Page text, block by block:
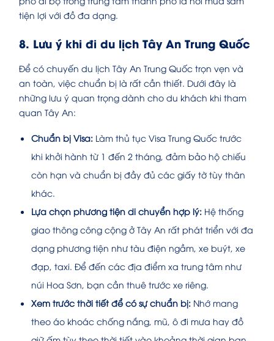
tiện lợi với đồ đa dạng.
8. Lưu ý khi đi du lịch Tây An Trung Quốc
Để có chuyến du lịch Tây An Trung Quốc trọn vẹn và
an toàn, việc chuẩn bị là rất cần thiết. Dưới đây là
những lưu ý quan trọng dành cho du khách khi tham
quan Tây An:
Chuẩn bị Visa: Làm thủ tục Visa Trung Quốc trước
khi khởi hành từ 1 đến 2 tháng, đảm bảo hộ chiếu
còn hạn và chuẩn bị đầy đủ các giấy tờ tùy thân
khác.
Lựa chọn phương tiện di chuyển hợp lý: Hệ thống
giao thông công cộng ở Tây An rất phát triển với đa
dạng phương tiện như tàu điện ngầm, xe buýt, xe
đạp, taxi. Để đến các địa điểm xa trung tâm như
núi Hoa Sơn, bạn cần thuê trước xe riêng.
Xem trước thời tiết để có sự chuẩn bị: Nhớ mang
theo áo khoác chống nắng, mũ, ô đi mưa hay đồ